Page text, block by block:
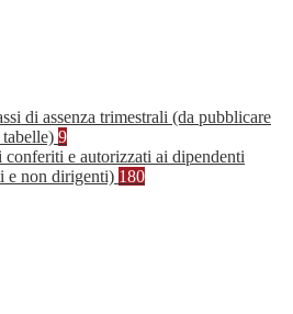
di assenza trimestrali (da pubblicare
9
conferiti e autorizzati ai dipendenti
e non dirigenti) 180